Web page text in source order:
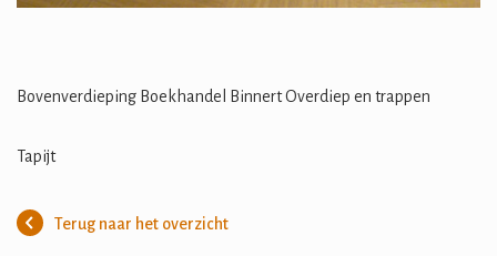
Bovenverdieping Boekhandel Binnert Overdiep en trappen
Tapijt
Terug naar het overzicht